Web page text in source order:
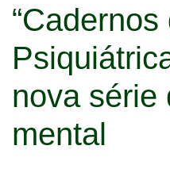
nova série
mental